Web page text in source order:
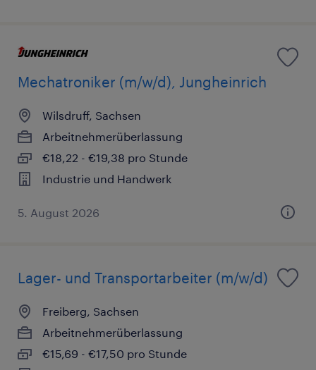
Mechatroniker (m/w/d), Jungheinrich
Wilsdruff, Sachsen
Arbeitnehmerüberlassung
€18,22 - €19,38 pro Stunde
Industrie und Handwerk
5. August 2026
Lager- und Transportarbeiter (m/w/d)
Freiberg, Sachsen
Arbeitnehmerüberlassung
€15,69 - €17,50 pro Stunde